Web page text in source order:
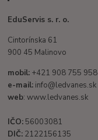
EduServis s. r. o.
Cintorínska 61
900 45 Malinovo
mobil: +421 908 755 958
e-mail: info@ledvanes.sk
web: www.ledvanes.sk
IČO: 56003081
DIČ: 2122156135